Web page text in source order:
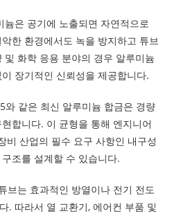
늄은 공기에 노출되면 자연적으로
한 환경에서도 녹을 방지하고 튜브
화학 응용 분야의 경우 알루미늄
장기적인 신뢰성을 제공합니다.
와 같은 최신 알루미늄 합금은 경량
합니다. 이 균형을 통해 엔지니어
비 산업의 필수 요구 사항인 내구성
조를 설계할 수 있습니다.
브는 효과적인 방열이나 전기 전도
. 따라서 열 교환기, 에어컨 부품 및